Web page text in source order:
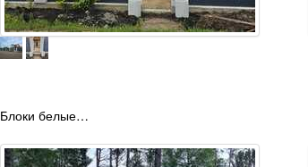
Блоки белые…